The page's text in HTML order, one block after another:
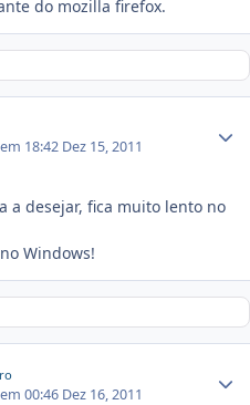
do mozilla firefox.
18:42 Dez 15, 2011
a desejar, fica muito lento no
Windows!
00:46 Dez 16, 2011